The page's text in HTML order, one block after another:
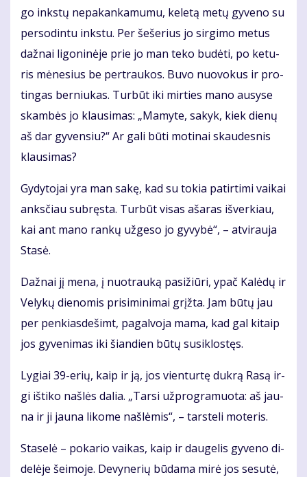
go inks­tų ne­pa­kan­ka­mu­mu, ke­le­tą me­tų gy­ve­no su
per­so­din­tu inks­tu. Per še­še­rius jo sir­gi­mo me­tus
daž­nai li­go­ni­nė­je prie jo man te­ko bu­dė­ti, po ke­tu­
ris mė­ne­sius be per­trau­kos. Bu­vo nuo­vo­kus ir pro­
tin­gas ber­niu­kas. Tur­būt iki mir­ties ma­no au­sy­se
skam­bės jo klau­si­mas: „Ma­my­te, sa­kyk, kiek die­nų
aš dar gy­ven­siu?“ Ar ga­li bū­ti mo­ti­nai skau­des­nis
klau­si­mas?
Gy­dy­to­jai yra man sa­kę, kad su to­kia pa­tir­ti­mi vai­kai
anks­čiau su­bręs­ta. Tur­būt vi­sas aša­ras iš­ver­kiau,
kai ant ma­no ran­kų už­ge­so jo gy­vy­bė“, – at­vi­rau­ja
Sta­sė.
Daž­nai jį me­na, į nuo­trau­ką pa­si­žiū­ri, ypač Ka­lė­dų ir
Ve­ly­kų die­no­mis pri­si­mi­ni­mai grįž­ta. Jam bū­tų jau
per pen­kias­de­šimt, pa­gal­vo­ja ma­ma, kad gal ki­taip
jos gy­ve­ni­mas iki šian­dien bū­tų su­si­klos­tęs.
Ly­giai 39-erių, kaip ir ją, jos vien­tur­tę duk­rą Ra­są ir­
gi iš­ti­ko naš­lės da­lia. „Tar­si už­prog­ra­muo­ta: aš jau­
na ir ji jau­na li­ko­me naš­lė­mis“, – tars­te­li mo­te­ris.
Sta­se­lė – po­ka­rio vai­kas, kaip ir dau­ge­lis gy­ve­no di­
de­lė­je šei­mo­je. De­vy­ne­rių bū­da­ma mi­rė jos se­su­tė,